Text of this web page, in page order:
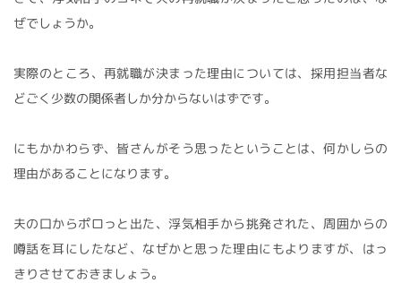
ぜでしょうか。
実際のところ、再就職が決まった理由については、採用担当者な
どごく少数の関係者しか分からないはずです。
にもかかわらず、皆さんがそう思ったということは、何かしらの
理由があることになります。
夫の口からポロっと出た、浮気相手から挑発された、周囲からの
噂話を耳にしたなど、なぜかと思った理由にもよりますが、はっ
きりさせておきましょう。